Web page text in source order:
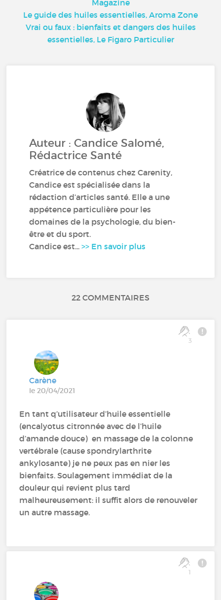
Magazine
Le guide des huiles essentielles, Aroma Zone
Vrai ou faux : bienfaits et dangers des huiles
essentielles, Le Figaro Particulier
Auteur : Candice Salomé,
Rédactrice Santé
Créatrice de contenus chez Carenity,
Candice est spécialisée dans la
rédaction d’articles santé. Elle a une
appétence particulière pour les
domaines de la psychologie, du bien-
être et du sport.
Candice est...>> En savoir plus
22 COMMENTAIRES
3
Carène
le 20/04/2021
En tant q’utilisateur d’huile essentielle
(encalyotus citronnée avec de l’huile
d’amande douce) en massage de la colonne
vertébrale (cause spondrylarthrite
ankylosante) je ne peux pas en nier les
bienfaits. Soulagement immédiat de la
douleur qui revient plus tard
malheureusement: il suffit alors de renouveler
un autre massage.
1